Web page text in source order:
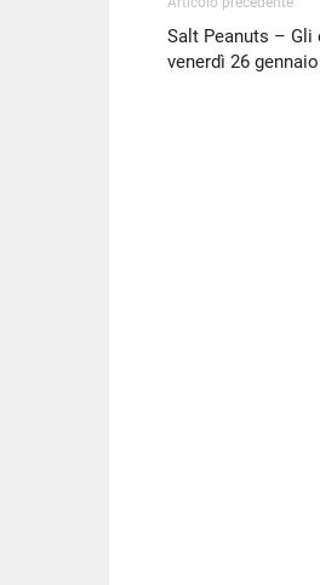
Salt Peanuts – Gli
venerdì 26